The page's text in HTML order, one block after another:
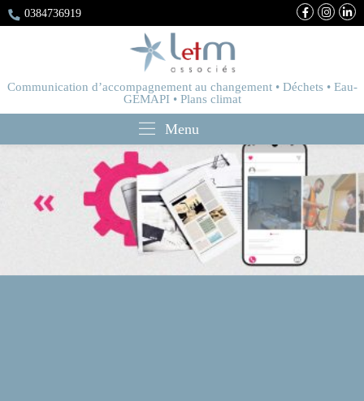
0384736919
Communication d’accompagnement au changement • Déchets • Eau-
GEMAPI • Plans climat
Menu